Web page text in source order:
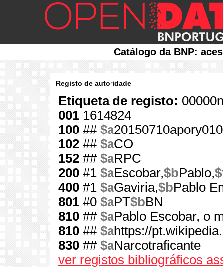
Catálogo da BNP:
Registo de autoridade
Etiqueta de registo:
001 1614824
100 ## $a
102 ## $aCO
152 ## $aRPC
200 #1 $aEscobar,$bPablo,
400 #1 $aGaviria,$bPablo
801 #0 $aPT$bBN
810 ## $aPablo Escobar, o
810 ## $ahttps://
830 ## $aNarcotraficante
ver registos bibliográficos